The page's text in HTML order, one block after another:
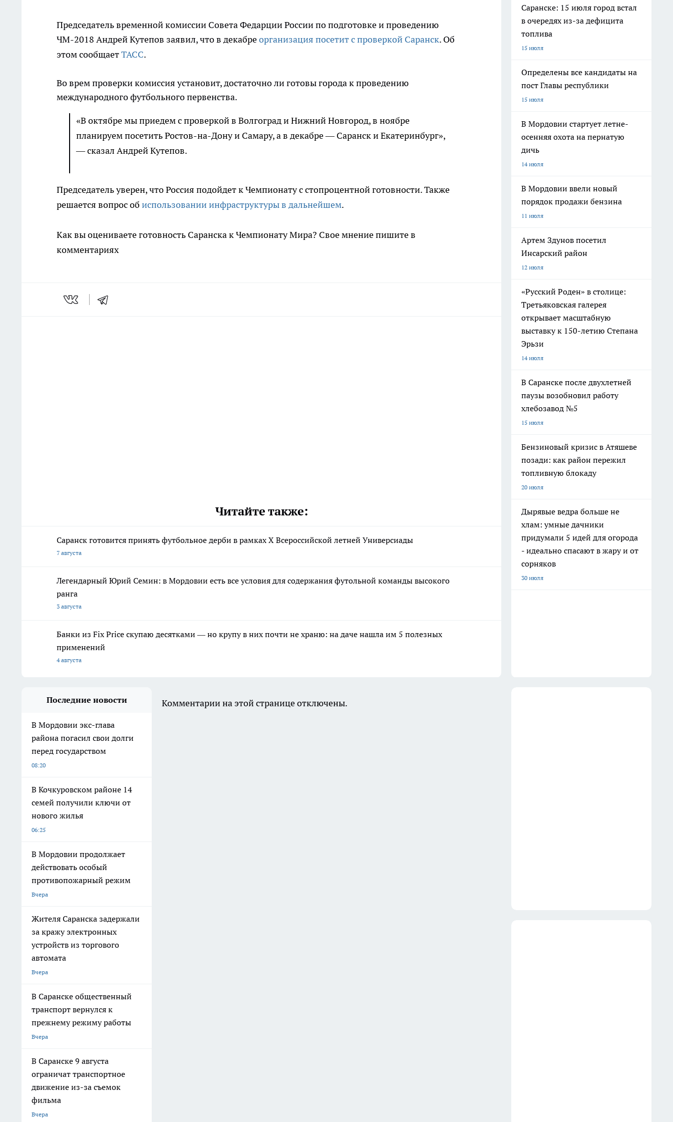
Председатель временной комиссии Совета Федарции России по подготовке и проведению
ЧМ-2018 Андрей Кутепов заявил, что в декабреорганизация посетит с проверкой Саранск. Об
этом сообщаетТАСС.
Во врем проверки комиссия установит, достаточно ли готовы города к проведению
международного футбольного первенства.
«В октябре мы приедем с проверкой в Волгоград и Нижний Новгород, в ноябре
планируем посетить Ростов-на-Дону и Самару, а в декабре — Саранск и Екатеринбург»,
— сказал Андрей Кутепов.
Председатель уверен, что Россия подойдет к Чемпионату с стопроцентной готовности. Также
решается вопрос об использовании инфраструктуры в дальнейшем.
Как вы оцениваете готовность Саранска к Чемпионату Мира? Свое мнение пишите в
комментариях
Читайте также:
Саранск готовится принять футбольное дерби в рамках X Всероссийской летней Универсиады
7 августа
Легендарный Юрий Семин: в Мордовии есть все условия для содержания футольной команды высокого
ранга
3 августа
Банки из Fix Price скупаю десятками — но крупу в них почти не храню: на даче нашла им 5 полезных
применений
4 августа
Саранске: 15 июля город встал
в очередях из-за дефицита
топлива
15 июля
Определены все кандидаты на
пост Главы республики
15 июля
В Мордовии стартует летне-
осенняя охота на пернатую
дичь
14 июля
В Мордовии ввели новый
порядок продажи бензина
11 июля
Артем Здунов посетил
Инсарский район
12 июля
«Русский Роден» в столице:
Третьяковская галерея
открывает масштабную
выставку к 150-летию Степана
Эрьзи
14 июля
В Саранске после двухлетней
паузы возобновил работу
хлебозавод №5
15 июля
Бензиновый кризис в Атяшеве
позади: как район пережил
топливную блокаду
20 июля
Дырявые ведра больше не
хлам: умные дачники
придумали 5 идей для огорода
- идеально спасают в жару и от
сорняков
30 июля
Последние новости
В Мордовии экс-глава
района погасил свои долги
перед государством
08:20
В Кочкуровском районе 14
семей получили ключи от
нового жилья
06:25
В Мордовии продолжает
действовать особый
противопожарный режим
Вчера
Жителя Саранска задержали
за кражу электронных
устройств из торгового
автомата
Вчера
В Саранске общественный
транспорт вернулся к
прежнему режиму работы
Вчера
В Саранске 9 августа
ограничат транспортное
движение из-за съемок
фильма
Вчера
Комментарии на этой странице отключены.